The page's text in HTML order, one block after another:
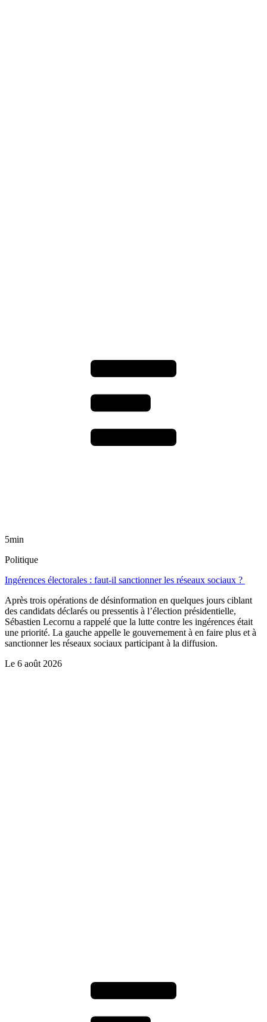
5min
Politique
Ingérences électorales : faut-il sanctionner les réseaux sociaux ?
Après trois opérations de désinformation en quelques jours ciblant
des candidats déclarés ou pressentis à l’élection présidentielle,
Sébastien Lecornu a rappelé que la lutte contre les ingérences était
une priorité. La gauche appelle le gouvernement à en faire plus et à
sanctionner les réseaux sociaux participant à la diffusion.
Le 6 août 2026